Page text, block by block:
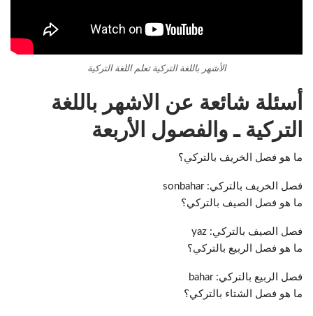
الأشهر باللغة التركية تعلم اللغة التركية
أسئلة شائعة عن الاشهر باللغة
التركية ـ والفصول الأربعة
ما هو فصل الخريف بالتركي؟
فصل الخريف بالتركي: sonbahar
ما هو فصل الصيف بالتركي؟
فصل الصيف بالتركي: yaz
ما هو فصل الربيع بالتركي؟
فصل الربيع بالتركي: bahar
ما هو فصل الشتاء بالتركي؟